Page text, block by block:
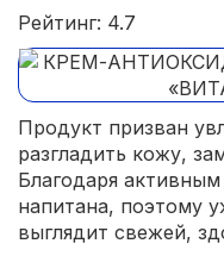
Рейтинг: 4.7
Продукт призван
разгладить кожу,
Благодаря
напитана, поэтому
выглядит свежей,